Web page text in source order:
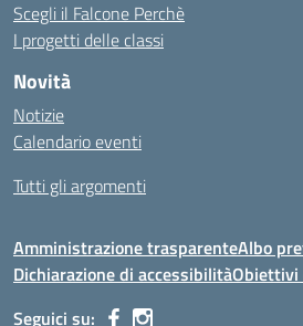
Scegli il Falcone Perchè
I progetti delle classi
Novità
Notizie
Calendario eventi
Tutti gli argomenti
Amministrazione trasparenteAlbo
Dichiarazione di accessibilitàObiettivi
Seguici su: